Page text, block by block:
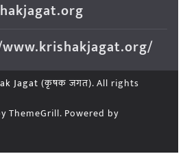
Jagat (कृषक जगत). All rights
ThemeGrill. Powered by